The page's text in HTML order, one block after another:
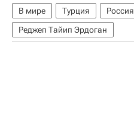
В мире Турция Россия
Реджеп Тайип Эрдоган